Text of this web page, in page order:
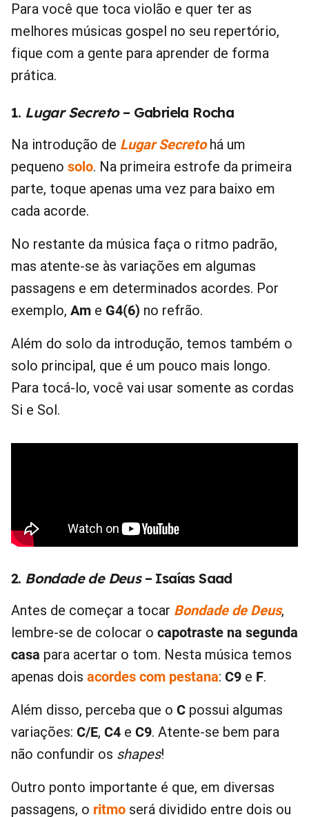
Para você que toca violão e quer ter as
melhores músicas gospel no seu repertório,
fique com a gente para aprender de forma
prática.
1. Lugar Secreto– Gabriela Rocha
Na introdução de Lugar Secretohá um
pequeno solo. Na primeira estrofe da primeira
parte, toque apenas uma vez para baixo em
cada acorde.
No restante da música faça o ritmo padrão,
mas atente-se às variações em algumas
passagens e em determinados acordes. Por
exemplo, Am e G4(6) no refrão.
Além do solo da introdução, temos também o
solo principal, que é um pouco mais longo.
Para tocá-lo, você vai usar somente as cordas
Si e Sol.
2. Bondade de Deus– Isaías Saad
Antes de começar a tocar Bondade de Deus,
lembre-se de colocar o capotraste na segunda
casa para acertar o tom. Nesta música temos
apenas dois acordes com pestana: C9 e F.
Além disso, perceba que o C possui algumas
variações: C/E, C4 e C9. Atente-se bem para
não confundir os shapes!
Outro ponto importante é que, em diversas
passagens, o ritmo será dividido entre dois ou